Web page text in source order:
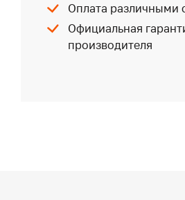
Оплата различными
Официальная
производителя